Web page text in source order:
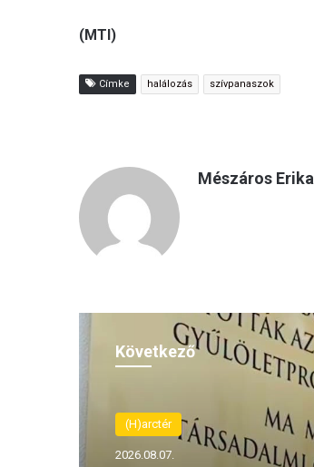
(MTI)
Címke halálozás szívpanaszok
Mészáros Erika
Következő
(H)arctér
2026.08.07.